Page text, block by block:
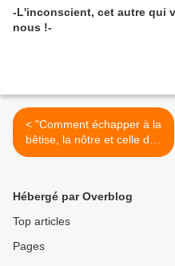
-L'inconscient, cet autre qui
nous !-
< "Comment échapper à la
bêtise, la nôtre et celle des
autres"
Hébergé par Overblog
Top articles
Pages